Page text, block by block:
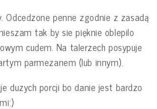
Odcedzone penne zgodnie z zasadą
tak by sie pięknie oblepilo
cudem. Na talerzech posypuje
parmezanem (lub innym).
duzych porcji bo danie jest bardzo